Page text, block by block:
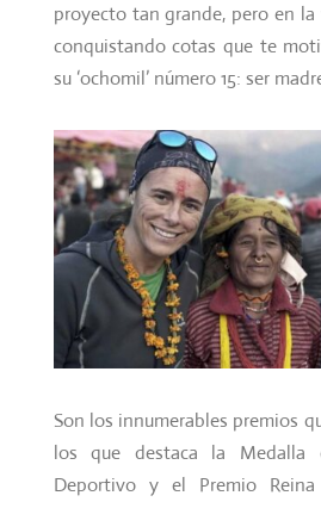
proyecto tan grande, pero en
conquistando cotas que te
su ‘ochomil’ número 15: ser
Son los innumerables premios
los que destaca la
Deportivo y el Premio